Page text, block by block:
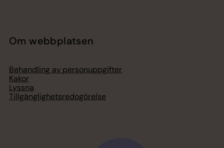
Om webbplatsen
Behandling av personuppgifter
Kakor
Lyssna
Tillgänglighetsredogörelse